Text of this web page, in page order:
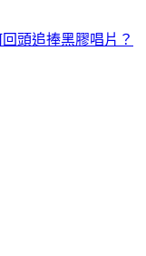
頭追捧黑膠唱片？